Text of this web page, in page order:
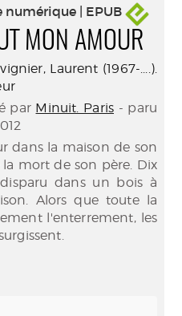
numérique | EPUB
MON AMOUR
Laurent (1967-....).
par Minuit. Paris - paru
dans la maison de son
mort de son père. Dix
dans un bois à
Alors que toute la
l'enterrement, les